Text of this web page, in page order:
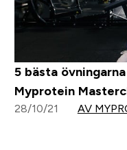
5 bästa
Myprotein
28/10/21 AV